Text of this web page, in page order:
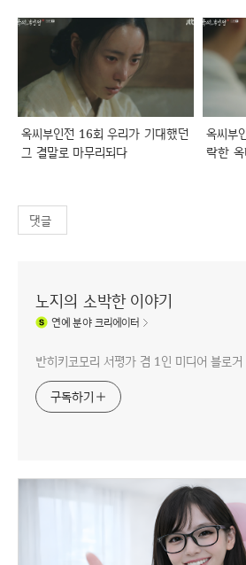
옥씨부인전 16회 우리가 기대했던
그 결말로 마무리되다
옥씨부
락한
댓글
노지의 소박한 이야기
연예분야 크리에이터
반히키코모리 서평가 겸 1인 미디어 블로거
구독하기